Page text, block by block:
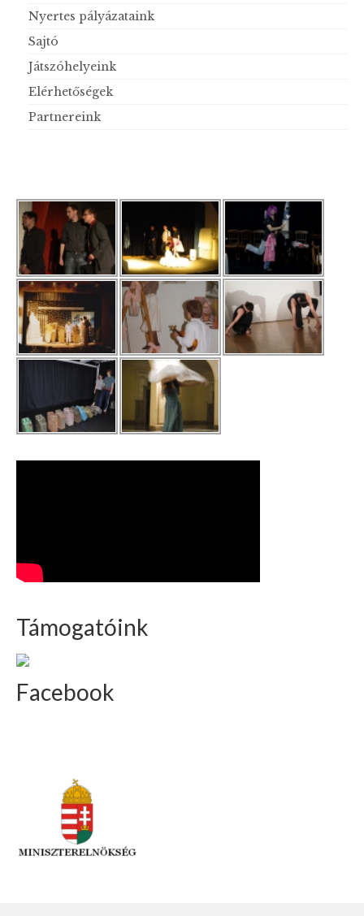
Nyertes pályázataink
Sajtó
Játszóhelyeink
Elérhetőségek
Partnereink
Támogatóink
Facebook